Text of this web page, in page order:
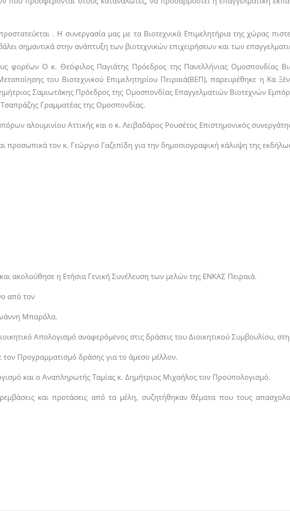
. Η συνεργασία μας με τα Βιοτεχνικά Επιμελητήρια της χώρας
σημαντικά στην ανάπτυξη των βιοτεχνικών επιχειρήσεων και των
φορέων Ο κ. Θεόφιλος Παγιάτης Πρόεδρος της Πανελλήνιας Ομοσπονδίας
του Βιοτεχνικού Επιμελητηρίου Πειραιά(ΒΕΠ), παρευρέθηκε η Κα
Σαμιωτάκης Πρόεδρος της Ομοσπονδίας Επαγγελματιών Βιοτεχνών
Γραμματέας της Ομοσπονδίας.
αλουμινίου Αττικής και ο κ. Λειβαδάρος Ρουσέτος Επιστημονικός
προσωπικά τον κ. Γεώργιο Γαζεπίδη για την δημοσιογραφική κάλυψη της
ακολούθησε η Ετήσια Γενική Συνέλευση των μελών της ΕΝΚΑΣ Πειραιά.
από τον
Μπαρόλα.
Απολογισμό αναφερόμενος στις δράσεις του Διοικητικού Συμβουλίου,
Προγραμματισμό δράσης για το άμεσο μέλλον.
και ο Αναπληρωτής Ταμίας κ. Δημήτριος Μιχαήλος τον Προϋπολογισμό.
και προτάσεις από τα μέλη, συζητήθηκαν θέματα που τους